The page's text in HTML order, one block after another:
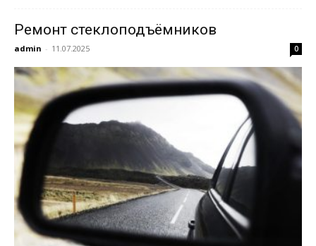
Ремонт стеклоподъёмников
admin - 11.07.2025 0